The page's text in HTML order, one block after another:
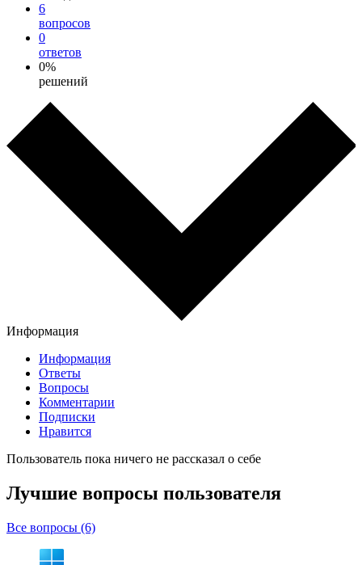
6
вопросов
0
ответов
0%
решений
Информация
Информация
Ответы
Вопросы
Комментарии
Подписки
Нравится
Пользователь пока ничего не рассказал о себе
Лучшие вопросы пользователя
Все вопросы (6)